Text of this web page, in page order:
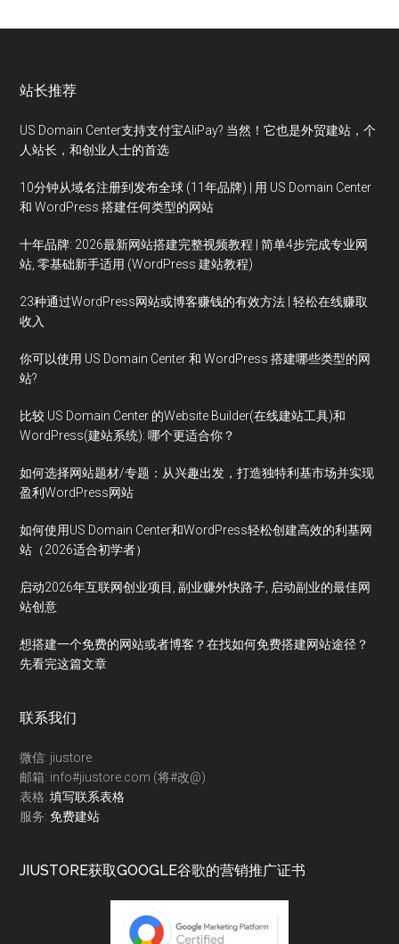
站长推荐
US Domain Center支持支付宝AliPay? 当然！它也是外贸建站，个
人站长，和创业人士的首选
10分钟从域名注册到发布全球 (11年品牌) | 用 US Domain Center
和 WordPress 搭建任何类型的网站
十年品牌: 2026最新网站搭建完整视频教程 | 简单4步完成专业网
站, 零基础新手适用 (WordPress 建站教程)
23种通过WordPress网站或博客赚钱的有效方法 | 轻松在线赚取
收入
你可以使用 US Domain Center 和 WordPress 搭建哪些类型的网
站?
比较 US Domain Center 的Website Builder(在线建站工具)和
WordPress(建站系统): 哪个更适合你？
如何选择网站题材/专题：从兴趣出发，打造独特利基市场并实现
盈利WordPress网站
如何使用US Domain Center和WordPress轻松创建高效的利基网
站（2026适合初学者）
启动2026年互联网创业项目, 副业赚外快路子, 启动副业的最佳网
站创意
想搭建一个免费的网站或者博客？在找如何免费搭建网站途径？
先看完这篇文章
联系我们
微信: jiustore
邮箱: info#jiustore.com (将#改@)
表格:填写联系表格
服务:免费建站
JIUSTORE获取GOOGLE谷歌的营销推广证书